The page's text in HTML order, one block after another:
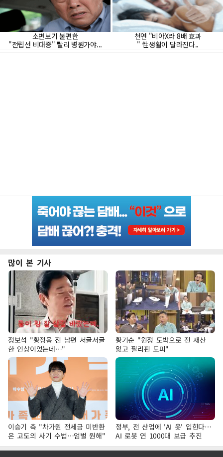
많이 본 기사
정보석 "황정음 전 남편 서글서글
한 인상이었는데…"
황기순 "원정 도박으로 전 재산
잃고 필리핀 도피"
이승기 측 "차가원 전세금 미반환
은 고도의 사기 수법…엄벌 원해"
정부, 전 산업에 'AI 옷' 입힌다…
AI 로봇 연 1000대 보급 추진